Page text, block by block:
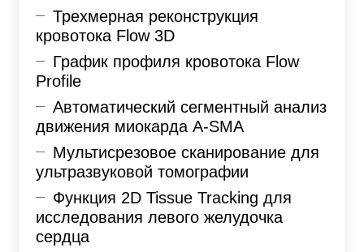
Трехмерная реконструкция
кровотока Flow 3D
График профиля кровотока Flow
Profile
Автоматический сегментный анализ
движения миокарда A-SMA
Мультисрезовое сканирование для
ультразвуковой томографии
Функция 2D Tissue Tracking для
исследования левого желудочка
сердца